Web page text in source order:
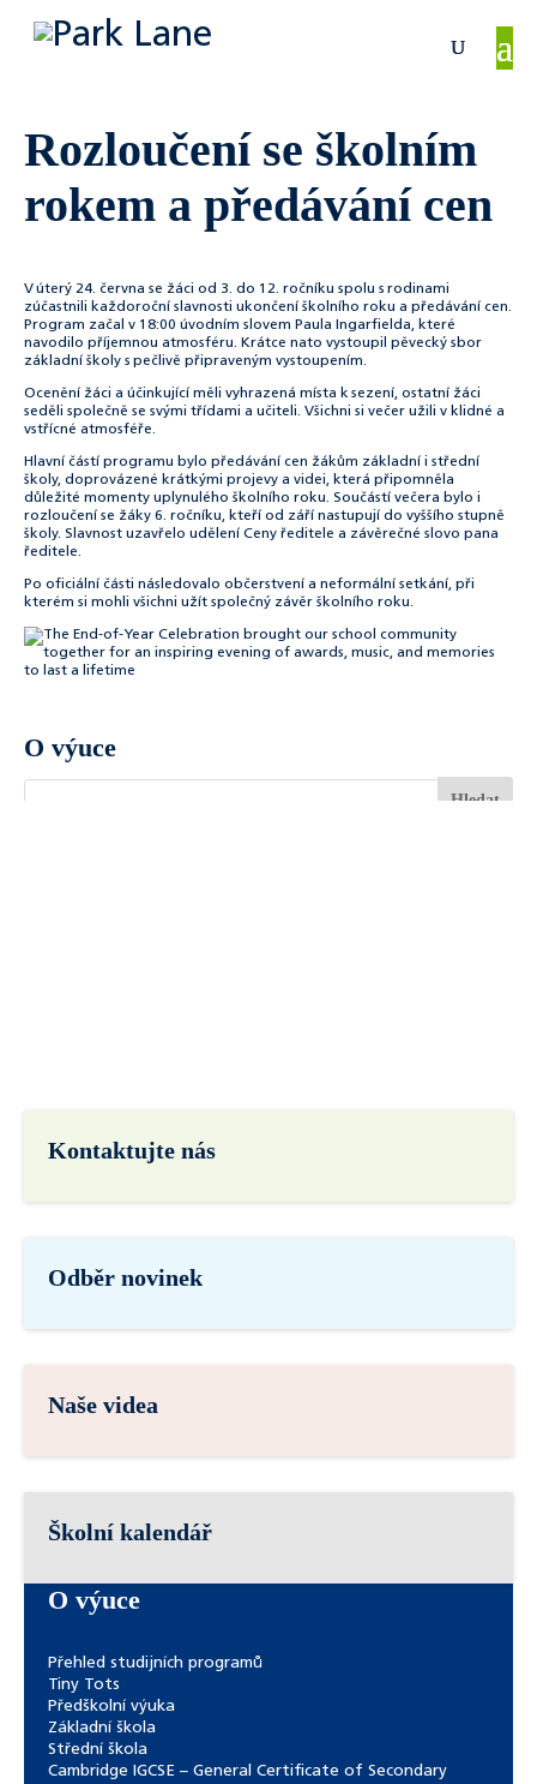
Rozloučení se školním
rokem a předávání cen
V úterý 24. června se žáci od 3. do 12. ročníku spolu s rodinami
zúčastnili každoroční slavnosti ukončení školního roku a předávání cen.
Program začal v 18:00 úvodním slovem Paula Ingarfielda, které
navodilo příjemnou atmosféru. Krátce nato vystoupil pěvecký sbor
základní školy s pečlivě připraveným vystoupením.
Ocenění žáci a účinkující měli vyhrazená místa k sezení, ostatní žáci
seděli společně se svými třídami a učiteli. Všichni si večer užili v klidné a
vstřícné atmosféře.
Hlavní částí programu bylo předávání cen žákům základní i střední
školy, doprovázené krátkými projevy a videi, která připomněla
důležité momenty uplynulého školního roku. Součástí večera bylo i
rozloučení se žáky 6. ročníku, kteří od září nastupují do vyššího stupně
školy. Slavnost uzavřelo udělení Ceny ředitele a závěrečné slovo pana
ředitele.
Po oficiální části následovalo občerstvení a neformální setkání, při
kterém si mohli všichni užít společný závěr školního roku.
O výuce
Kontaktujte nás
Odběr novinek
Naše videa
Školní kalendář
O výuce
Přehled studijních programů
Tiny Tots
Předškolní výuka
Základní škola
Střední škola
Cambridge IGCSE – General Certificate of Secondary